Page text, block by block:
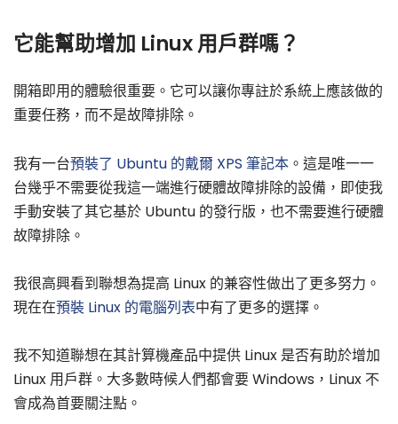
它能幫助增加 Linux 用戶群嗎？
開箱即用的體驗很重要。它可以讓你專註於系統上應該做的
重要任務，而不是故障排除。
我有一台預裝了 Ubuntu 的戴爾 XPS 筆記本 。這是唯一一
台幾乎不需要從我這一端進行硬體故障排除的設備，即使我
手動安裝了其它基於 Ubuntu 的發行版，也不需要進行硬體
故障排除。
我很高興看到聯想為提高 Linux 的兼容性做出了更多努力。
現在在預裝 Linux 的電腦列表中有了更多的選擇。
我不知道聯想在其計算機產品中提供 Linux 是否有助於增加
Linux 用戶群。大多數時候人們都會要 Windows，Linux 不
會成為首要關注點。